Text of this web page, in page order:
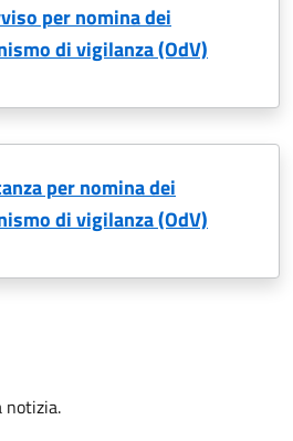
per nomina dei
di vigilanza (OdV)
per nomina dei
di vigilanza (OdV)
notizia.